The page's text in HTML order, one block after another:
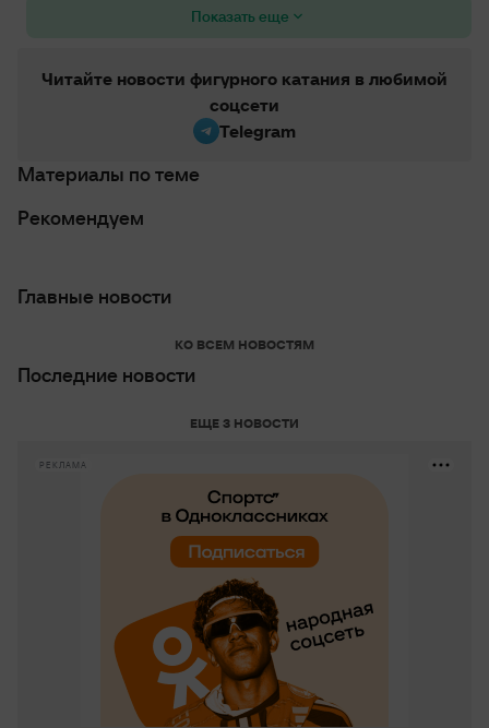
Показать еще
Читайте новости фигурного катания в любимой
соцсети
Telegram
Материалы по теме
Рекомендуем
Главные новости
КО ВСЕМ НОВОСТЯМ
Последние новости
ЕЩЕ 3 НОВОСТИ
РЕКЛАМА